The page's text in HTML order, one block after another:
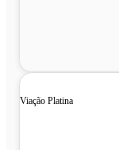
Viação Platina